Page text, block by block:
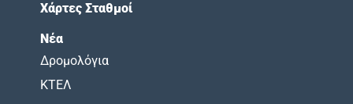
Χάρτες Σταθμοί
Νέα
Δρομολόγια
ΚΤΕΛ